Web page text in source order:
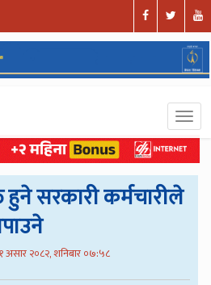
सरकारी कर्मचारीले
असार २०८२, शनिबार ०७:५८